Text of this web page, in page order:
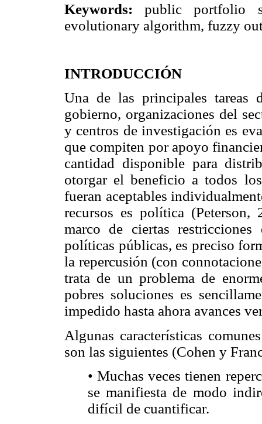
Keywords: public portfolio
evolutionary algorithm, fuzzy
INTRODUCCIÓN
Una de las principales tareas
gobierno, organizaciones del
y centros de investigación es
que compiten por apoyo
cantidad disponible para
otorgar el beneficio a todos
fueran aceptables
recursos es política
marco de ciertas
políticas públicas, es preciso
la repercusión (con
trata de un problema de
pobres soluciones es
impedido hasta ahora avances
Algunas características
son las siguientes (Cohen y
• Muchas veces tienen
se manifiesta de modo
difícil de cuantificar.